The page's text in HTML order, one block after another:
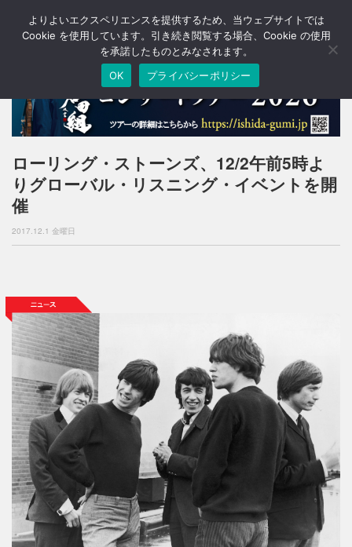
T
o
a
v
g
a
n
ローリング・ストーンズ、12/2午前5時よ
りグローバル・リスニング・イベントを開
催
2017.12.1 金曜日
よりよいエクスペリエンスを提供するため、当ウェブサイトでは
Cookie を使用しています。引き続き閲覧する場合、Cookie の使用
を承諾したものとみなされます。
OK
プライバシーポリシー